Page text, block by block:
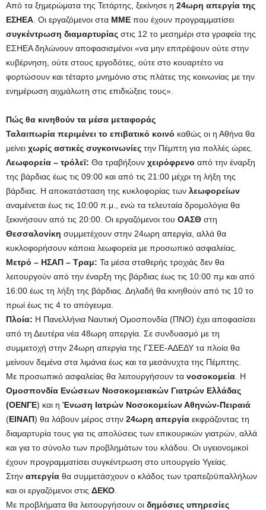
Από τα ξημερώματα της Τετάρτης, ξεκίνησε η 24ωρη απεργία της
ΕΣΗΕΑ . Οι εργαζόμενοι στα ΜΜΕ που έχουν προγραμματίσει
συγκέντρωση διαμαρτυρίας στις 12 το μεσημέρι στα γραφεία της
ΕΣΗΕΑ δηλώνουν αποφασισμένοι «να μην επιτρέψουν ούτε στην
κυβέρνηση, ούτε στους εργοδότες, ούτε στο κουαρτέτο να
φορτώσουν και τέταρτο μνημόνιο στις πλάτες της κοινωνίας με την
ενημέρωση αιχμάλωτη στις επιδιώξεις τους».
Πώς θα κινηθούν τα μέσα μεταφοράς
Ταλαιπωρία περιμένει το επιβατικό κοινό καθώς οι η Αθήνα θα
μείνει χωρίς αστικές συγκοινωνίες την Πέμπτη για πολλές ώρες.
Λεωφορεία – τρόλεϊ: Θα τραβήξουν χειρόφρενο από την έναρξη
της βάρδιας έως τις 09:00 και από τις 21:00 μέχρι τη λήξη της
βάρδιας. Η αποκατάσταση της κυκλοφορίας των λεωφορείων
αναμένεται έως τις 10:00 π.μ., ενώ τα τελευταία δρομολόγια θα
ξεκινήσουν από τις 20:00. Οι εργαζόμενοι του ΟΑΣΘ στη
Θεσσαλονίκη συμμετέχουν στην 24ωρη απεργία, αλλά θα
κυκλοφορήσουν κάποια λεωφορεία με προσωπικό ασφαλείας.
Μετρό – ΗΣΑΠ – Τραμ: Τα μέσα σταθερής τροχιάς δεν θα
λειτουργούν από την έναρξη της βάρδιας έως τις 10:00 πμ και από
16:00 έως τη λήξη της βάρδιας. Δηλαδή θα κινηθούν από τις 10 το
πρωί έως τις 4 το απόγευμα.
Πλοία: Η Πανελλήνια Ναυτική Ομοσπονδία (ΠΝΟ) έχει αποφασίσει
από τη Δευτέρα νέα 48ωρη απεργία. Σε συνδυασμό με τη
συμμετοχή στην 24ωρη απεργία της ΓΣΕΕ-ΑΔΕΔΥ τα πλοία θα
μείνουν δεμένα στα λιμάνια έως και τα μεσάνυχτα της Πέμπτης.
Με προσωπικό ασφαλείας θα λειτουργήσουν τα νοσοκομεία . Η
Ομοσπονδία Ενώσεων Νοσοκομειακών Γιατρών Ελλάδας
(ΟΕΝΓΕ) και η Ένωση Ιατρών Νοσοκομείων Αθηνών-Πειραιά
(ΕΙΝΑΠ) θα λάβουν μέρος στην 24ωρη απεργία εκφράζοντας τη
διαμαρτυρία τους για τις απολύσεις των επικουρικών γιατρών, αλλά
και για το σύνολο των προβλημάτων του κλάδου. Οι υγειονομικοί
έχουν προγραμματίσει συγκέντρωση στο υπουργείο Υγείας.
Στην απεργία θα συμμετάσχουν ο κλάδος των τραπεζοϋπαλλήλων
και οι εργαζόμενοι στις ΔΕΚΟ
Με προβλήματα θα λειτουργήσουν οι δημόσιες υπηρεσίες